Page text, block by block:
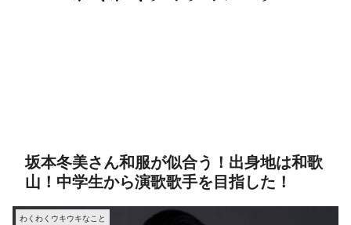
坂本冬美さん和服が似合う！出身地は和歌
山！中学生から演歌歌手を目指した！
わくわくウキウキなこと